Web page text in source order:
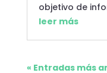
objetivo de
leer más
« Entradas más